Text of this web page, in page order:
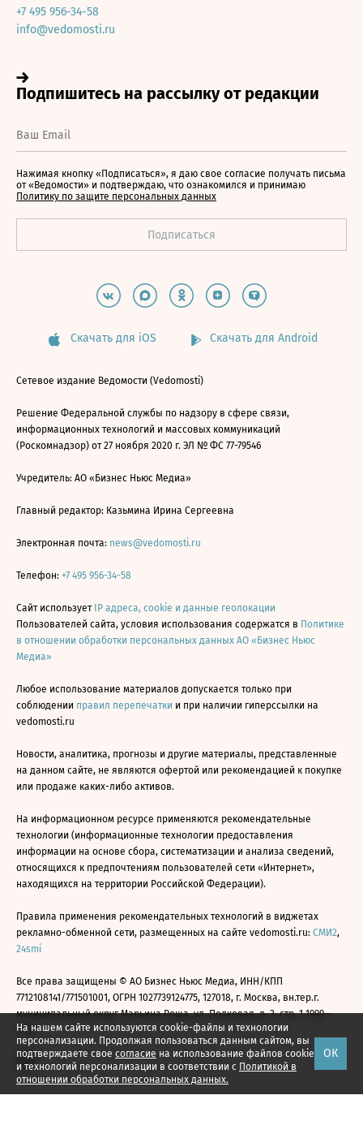
На нашем сайте используются cookie-файлы и технологии
персонализации. Продолжая пользоваться данным сайтом, вы
подтверждаете свое согласие на использование файлов cookie
и технологий персонализации в соответствии с Политикой в
отношении обработки персональных данных.
ОК
+7 495 956-34-58
info@vedomosti.ru
Нажимая кнопку «Подписаться», я даю свое согласие получать письма
от «Ведомости» и подтверждаю, что ознакомился и принимаю
Политику по защите персональных данных
Скачать для iOS Скачать для Android
Сетевое издание Ведомости (Vedomosti)
Решение Федеральной службы по надзору в сфере связи,
информационных технологий и массовых коммуникаций
(Роскомнадзор) от 27 ноября 2020 г. ЭЛ № ФС 77-79546
Учредитель: АО «Бизнес Ньюс Медиа»
Главный редактор: Казьмина Ирина Сергеевна
Электронная почта: news@vedomosti.ru
Телефон: +7 495 956-34-58
Сайт использует IP адреса, cookie и данные геолокации
Пользователей сайта, условия использования содержатся в Политике
в отношении обработки персональных данных АО «Бизнес Ньюс
Медиа»
Любое использование материалов допускается только при
соблюдении правил перепечатки и при наличии гиперссылки на
vedomosti.ru
Новости, аналитика, прогнозы и другие материалы, представленные
на данном сайте, не являются офертой или рекомендацией к покупке
или продаже каких-либо активов.
На информационном ресурсе применяются рекомендательные
технологии (информационные технологии предоставления
информации на основе сбора, систематизации и анализа сведений,
относящихся к предпочтениям пользователей сети «Интернет»,
находящихся на территории Российской Федерации).
Правила применения рекомендательных технологий в виджетах
рекламно-обменной сети, размещенных на сайте vedomosti.ru: СМИ2,
24smi
Все права защищены © АО Бизнес Ньюс Медиа, ИНН/КПП
7712108141/771501001, ОГРН 1027739124775, 127018, г. Москва, вн.тер.г.
муниципальный округ Марьина Роща, ул. Полковая, д. 3, стр. 1 1999—
2026